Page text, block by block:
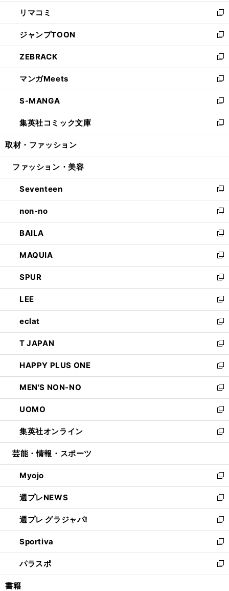
ウ
で
開
く
ン
ド
ウ
で
開
く
ウ
ィ
ン
ド
ウ
で
開
く
し
い
ウ
ィ
ン
ド
ウ
で
開
く
リマコミ
新
し
い
ウ
ィ
ン
ド
ウ
で
開
く
ジャンプTOON
新
し
い
ウ
ィ
ン
ド
ウ
で
開
ZEBRACK
新
し
い
ウ
ィ
ン
ド
ウ
開
マンガMeets
新
し
い
ウ
ィ
ン
ウ
開
く
S-MANGA
新
し
い
ウ
ン
ウ
で
開
く
集英社コミック文庫
新
し
ウ
ン
ド
ウ
で
開
く
取材・ファッション
ファッション・美容
Seventeen
新
し
い
ウ
ィ
ン
ド
ウ
で
開
く
non-no
新
し
い
ウ
ィ
ン
ド
ウ
で
開
く
BAILA
新
し
い
ウ
ィ
ン
ド
ウ
で
開
く
MAQUIA
新
し
い
ウ
ィ
ン
ド
ウ
で
開
く
SPUR
新
し
い
ウ
ィ
ン
ド
ウ
で
開
く
LEE
新
し
い
ウ
ィ
ン
ド
ウ
で
開
く
eclat
新
し
い
ウ
ィ
ン
ド
ウ
で
開
く
T JAPAN
新
し
い
ウ
ィ
ン
ド
ウ
で
開
HAPPY PLUS ONE
新
し
い
ウ
ィ
ン
ド
ウ
開
く
MEN'S NON-NO
新
し
い
ウ
ィ
ン
ウ
で
開
く
UOMO
新
し
い
ウ
ン
ド
ウ
で
開
く
集英社オンライン
新
し
ウ
ィ
ン
ド
ウ
で
開
く
芸能・情報・スポーツ
Myojo
新
し
い
ウ
ィ
ン
ド
ウ
で
開
週プレNEWS
新
し
い
ウ
ィ
ン
ド
ウ
週プレ グラジャパ!
新
し
い
ウ
ィ
ン
Sportiva
新
し
い
ウ
パラスポ
新
し
書籍